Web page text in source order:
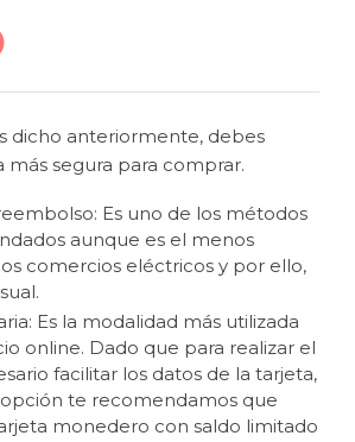
dicho anteriormente, debes
más segura para comprar.
Es uno de los métodos
aunque es el menos
comercios eléctricos y por ello,
Es la modalidad más utilizada
online. Dado que para realizar el
facilitar los datos de la tarjeta,
opción te recomendamos que
monedero con saldo limitado